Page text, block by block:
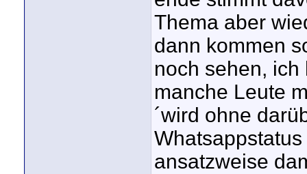
Thema aber
dann kommen
noch sehen, ich
manche Leute
´wird ohne
ansatzweise